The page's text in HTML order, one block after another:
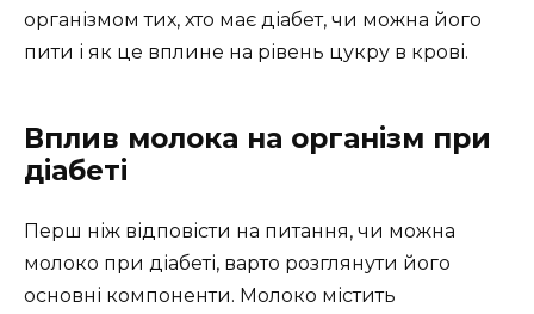
організмом тих, хто має діабет, чи можна його
пити і як це вплине на рівень цукру в крові.
Вплив молока на організм при
діабеті
Перш ніж відповісти на питання, чи можна
молоко при діабеті, варто розглянути його
основні компоненти. Молоко містить